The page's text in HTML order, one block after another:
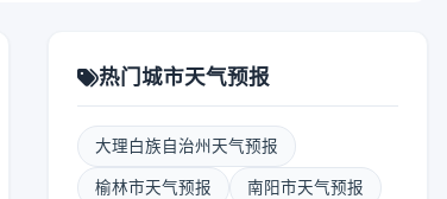
热门城市天气预报
大理白族自治州天气预报
榆林市天气预报 南阳市天气预报